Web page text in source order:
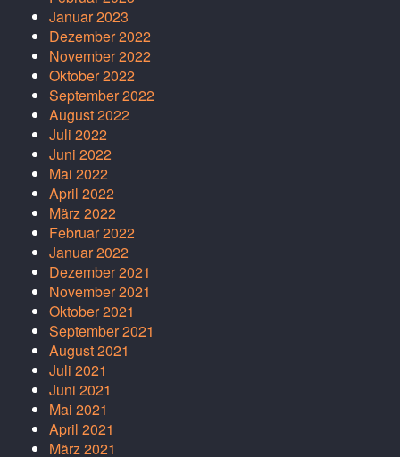
Januar 2023
Dezember 2022
November 2022
Oktober 2022
September 2022
August 2022
Juli 2022
Juni 2022
Mai 2022
April 2022
März 2022
Februar 2022
Januar 2022
Dezember 2021
November 2021
Oktober 2021
September 2021
August 2021
Juli 2021
Juni 2021
Mai 2021
April 2021
März 2021